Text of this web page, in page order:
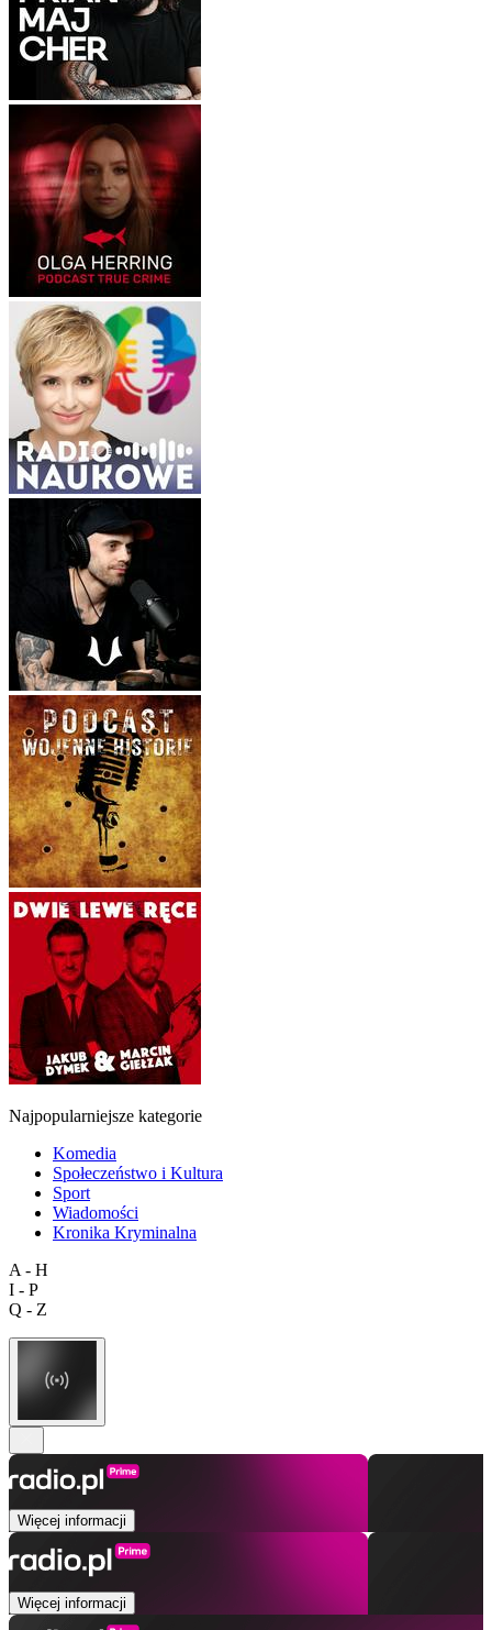
Najpopularniejsze kategorie
Komedia
Społeczeństwo i Kultura
Sport
Wiadomości
Kronika Kryminalna
A - H
I - P
Q - Z
Więcej informacji
Więcej informacji